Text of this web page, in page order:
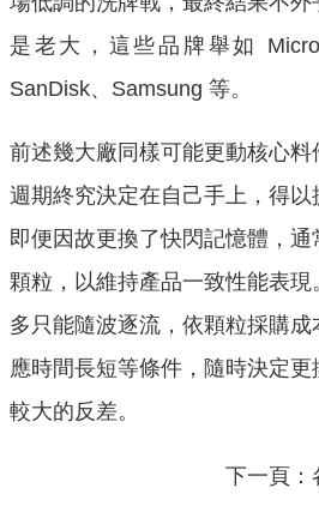
是老大，這些品牌舉如
SanDisk、Samsung 等。
前述幾大廠同樣可能更動核心
週期終究決定在自己手上，得以
即便因故更換了快閃記憶體，
顆粒，以維持產品一致性能表
多只能隨波逐流，依顆粒採購
應時間長短等條件，隨時決定
較大的反差。
下一頁：